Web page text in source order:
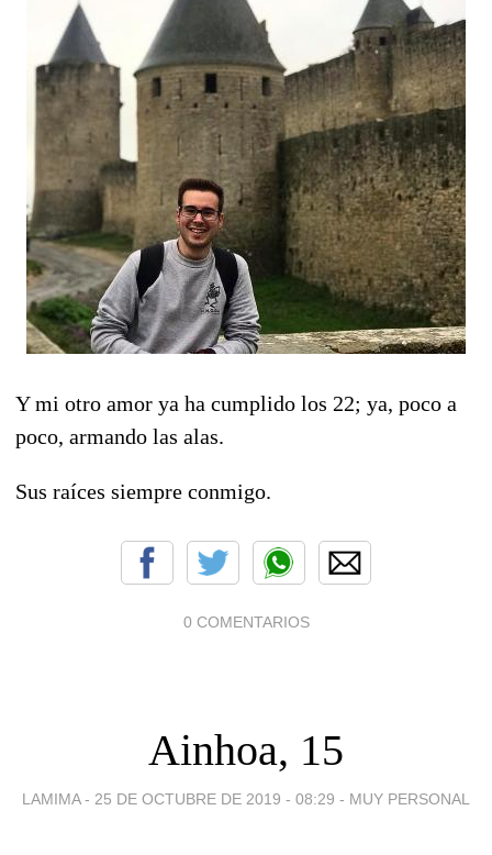
Y mi otro amor ya ha cumplido los 22; ya, poco a
poco, armando las alas.
Sus raíces siempre conmigo.
0 COMENTARIOS
Ainhoa, 15
LAMIMA - 25 DE OCTUBRE DE 2019 - 08:29 - MUY PERSONAL